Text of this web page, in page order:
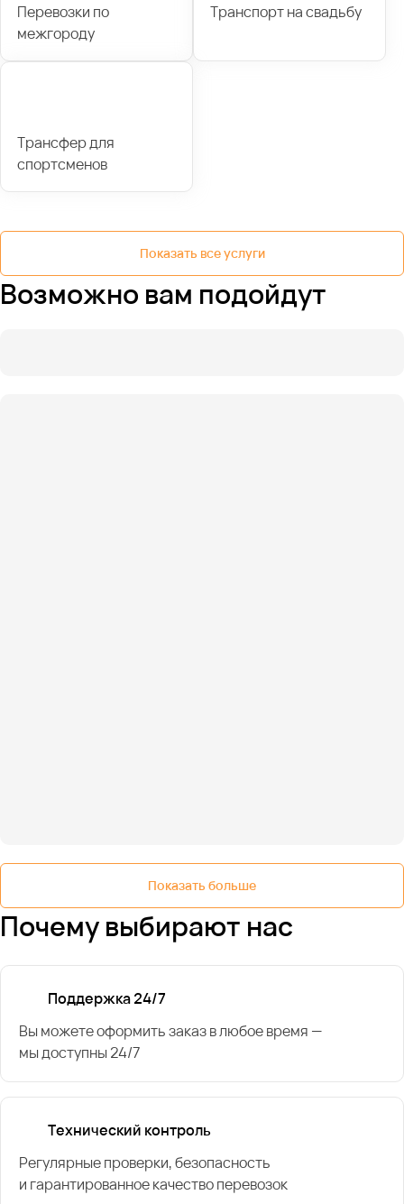
Перевозки по
межгороду
Транспорт на свадьбу
Трансфер для
спортсменов
Показать все услуги
Возможно вам подойдут
Показать больше
Почему выбирают нас
Поддержка 24/7
Вы можете оформить заказ в любое время —
мы доступны 24/7
Технический контроль
Регулярные проверки, безопасность
и гарантированное качество перевозок